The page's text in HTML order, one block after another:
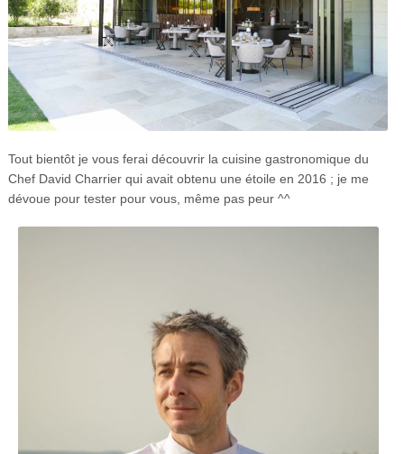
Tout bientôt je vous ferai découvrir la cuisine gastronomique du
Chef David Charrier qui avait obtenu une étoile en 2016 ; je me
dévoue pour tester pour vous, même pas peur ^^